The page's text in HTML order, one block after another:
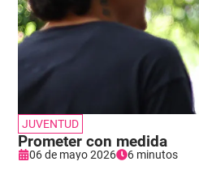
JUVENTUD
Prometer con medida
06 de mayo 2026 6 minutos